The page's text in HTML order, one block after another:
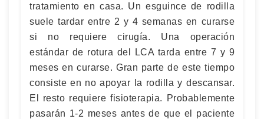
tratamiento en casa. Un esguince de rodilla
suele tardar entre 2 y 4 semanas en curarse
si no requiere cirugía. Una operación
estándar de rotura del LCA tarda entre 7 y 9
meses en curarse. Gran parte de este tiempo
consiste en no apoyar la rodilla y descansar.
El resto requiere fisioterapia. Probablemente
pasarán 1-2 meses antes de que el paciente